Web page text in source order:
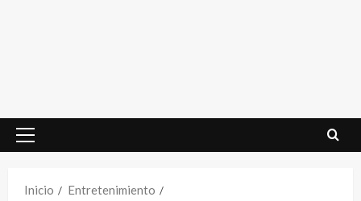
Menú
Inicio
Entretenimiento